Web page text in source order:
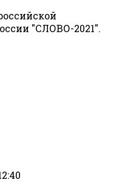
"СЛОВО-2021".